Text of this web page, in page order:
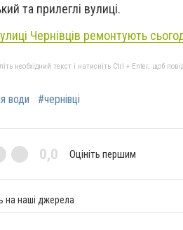
та прилеглі вулиці.
Чернівців ремонтують
необхідний текст і натисніть Ctrl + Enter, щоб
води #чернівці
0,0 Оцініть першим
на наші джерела